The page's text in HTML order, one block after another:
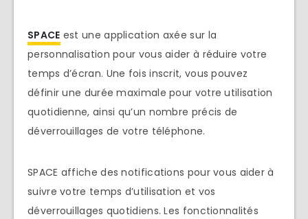
SPACE est une application axée sur la
personnalisation pour vous aider à réduire votre
temps d’écran. Une fois inscrit, vous pouvez
définir une durée maximale pour votre utilisation
quotidienne, ainsi qu’un nombre précis de
déverrouillages de votre téléphone.
SPACE affiche des notifications pour vous aider à
suivre votre temps d’utilisation et vos
déverrouillages quotidiens. Les fonctionnalités